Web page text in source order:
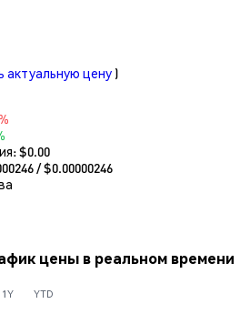
актуальную цену )
$0.00
/ $0.00000246
цены в реальном времени
1Y YTD